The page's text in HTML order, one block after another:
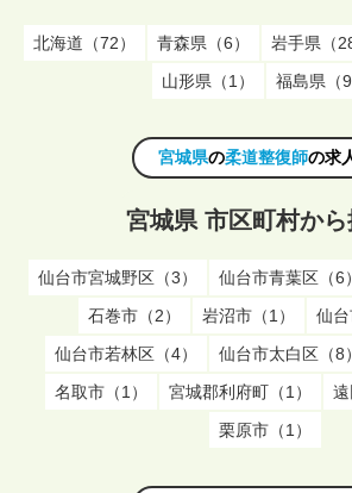
北海道（72） 青森県（6） 岩手県（28
山形県（1）
福島県（9
宮城県の柔道整復師の求
宮城県 市区町村から
仙台市宮城野区（3） 仙台市青葉区（6）
石巻市（2）
岩沼市（1）
仙台
仙台市若林区（4）
仙台市太白区（8）
名取市（1）
宮城郡利府町（1）
遠
栗原市（1）